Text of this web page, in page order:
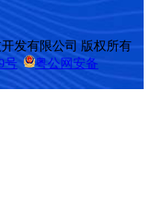
开发有限公司 版权所有
号
粤公网安备